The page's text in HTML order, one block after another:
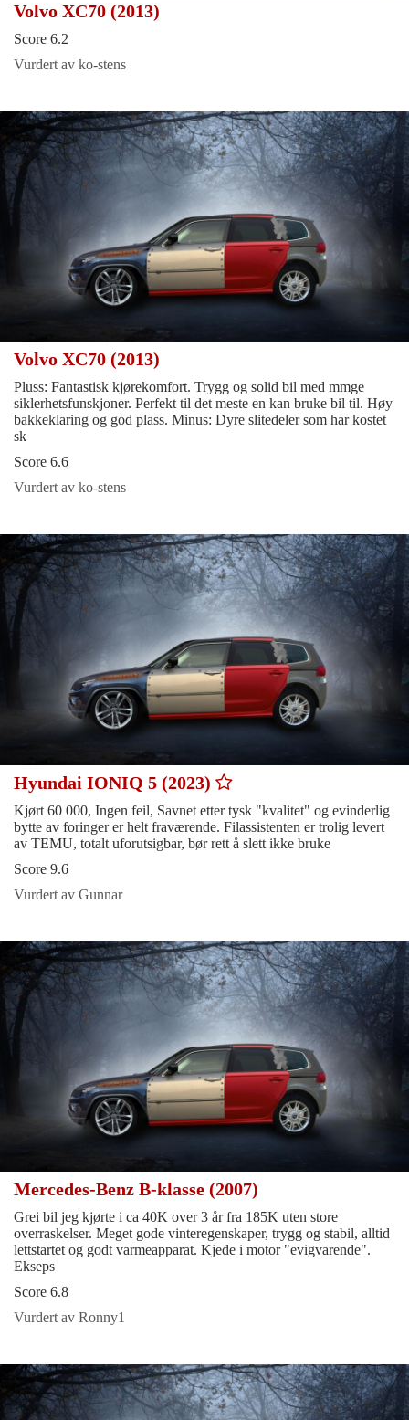
Volvo XC70 (2013)
Score 6.2
Vurdert av ko-stens
Volvo XC70 (2013)
Pluss: Fantastisk kjørekomfort. Trygg og solid bil med mmge
siklerhetsfunskjoner. Perfekt til det meste en kan bruke bil til. Høy
bakkeklaring og god plass. Minus: Dyre slitedeler som har kostet
sk
Score 6.6
Vurdert av ko-stens
Hyundai IONIQ 5 (2023)
Kjørt 60 000, Ingen feil, Savnet etter tysk "kvalitet" og evinderlig
bytte av foringer er helt fraværende. Filassistenten er trolig levert
av TEMU, totalt uforutsigbar, bør rett å slett ikke bruke
Score 9.6
Vurdert av Gunnar
Mercedes-Benz B-klasse (2007)
Grei bil jeg kjørte i ca 40K over 3 år fra 185K uten store
overraskelser. Meget gode vinteregenskaper, trygg og stabil, alltid
lettstartet og godt varmeapparat. Kjede i motor "evigvarende".
Ekseps
Score 6.8
Vurdert av Ronny1